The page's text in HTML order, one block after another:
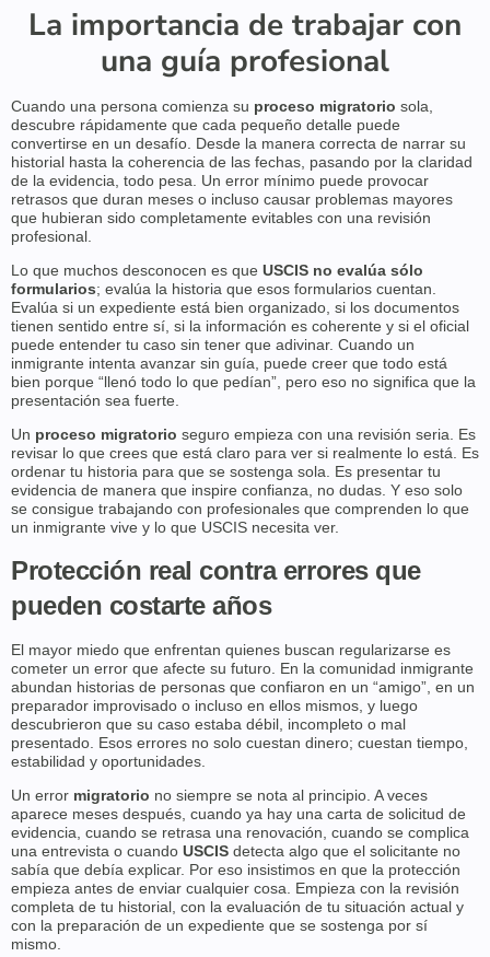
La importancia de trabajar con
una guía profesional
Cuando una persona comienza su proceso migratorio sola,
descubre rápidamente que cada pequeño detalle puede
convertirse en un desafío. Desde la manera correcta de narrar su
historial hasta la coherencia de las fechas, pasando por la claridad
de la evidencia, todo pesa. Un error mínimo puede provocar
retrasos que duran meses o incluso causar problemas mayores
que hubieran sido completamente evitables con una revisión
profesional.
Lo que muchos desconocen es que USCIS no evalúa sólo
formularios; evalúa la historia que esos formularios cuentan.
Evalúa si un expediente está bien organizado, si los documentos
tienen sentido entre sí, si la información es coherente y si el oficial
puede entender tu caso sin tener que adivinar. Cuando un
inmigrante intenta avanzar sin guía, puede creer que todo está
bien porque “llenó todo lo que pedían”, pero eso no significa que la
presentación sea fuerte.
Un proceso migratorio seguro empieza con una revisión seria. Es
revisar lo que crees que está claro para ver si realmente lo está. Es
ordenar tu historia para que se sostenga sola. Es presentar tu
evidencia de manera que inspire confianza, no dudas. Y eso solo
se consigue trabajando con profesionales que comprenden lo que
un inmigrante vive y lo que USCIS necesita ver.
Protección real contra errores que
pueden costarte años
El mayor miedo que enfrentan quienes buscan regularizarse es
cometer un error que afecte su futuro. En la comunidad inmigrante
abundan historias de personas que confiaron en un “amigo”, en un
preparador improvisado o incluso en ellos mismos, y luego
descubrieron que su caso estaba débil, incompleto o mal
presentado. Esos errores no solo cuestan dinero; cuestan tiempo,
estabilidad y oportunidades.
Un error migratorio no siempre se nota al principio. A veces
aparece meses después, cuando ya hay una carta de solicitud de
evidencia, cuando se retrasa una renovación, cuando se complica
una entrevista o cuando USCIS detecta algo que el solicitante no
sabía que debía explicar. Por eso insistimos en que la protección
empieza antes de enviar cualquier cosa. Empieza con la revisión
completa de tu historial, con la evaluación de tu situación actual y
con la preparación de un expediente que se sostenga por sí
mismo.